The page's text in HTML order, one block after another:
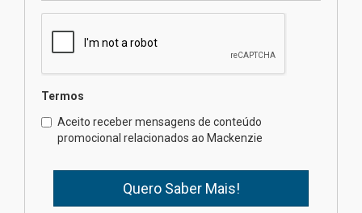
mesmo do Ensino Médio
Como os pais podem investir
na educação dos filhos além da
escola
Termos
Aceito receber mensagens de conteúdo
promocional relacionados ao Mackenzie